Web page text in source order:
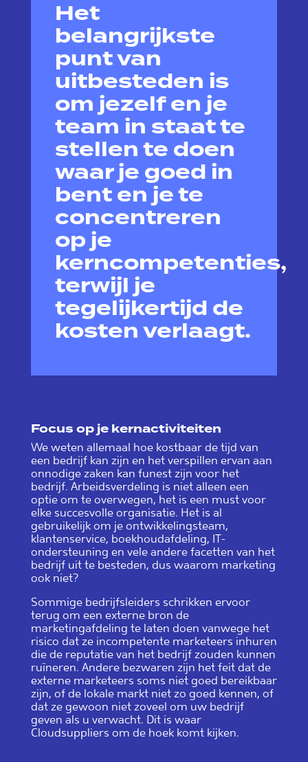
Het
belangrijkste
punt van
uitbesteden is
om jezelf en je
team in staat te
stellen te doen
waar je goed in
bent en je te
concentreren
op je
kerncompetenties,
terwijl je
tegelijkertijd de
kosten verlaagt.
Focus op je kernactiviteiten
We weten allemaal hoe kostbaar de tijd van
een bedrijf kan zijn en het verspillen ervan aan
onnodige zaken kan funest zijn voor het
bedrijf. Arbeidsverdeling is niet alleen een
optie om te overwegen, het is een must voor
elke succesvolle organisatie. Het is al
gebruikelijk om je ontwikkelingsteam,
klantenservice, boekhoudafdeling, IT-
ondersteuning en vele andere facetten van het
bedrijf uit te besteden, dus waarom marketing
ook niet?
Sommige bedrijfsleiders schrikken ervoor
terug om een externe bron de
marketingafdeling te laten doen vanwege het
risico dat ze incompetente marketeers inhuren
die de reputatie van het bedrijf zouden kunnen
ruïneren. Andere bezwaren zijn het feit dat de
externe marketeers soms niet goed bereikbaar
zijn, of de lokale markt niet zo goed kennen, of
dat ze gewoon niet zoveel om uw bedrijf
geven als u verwacht. Dit is waar
Cloudsuppliers om de hoek komt kijken.